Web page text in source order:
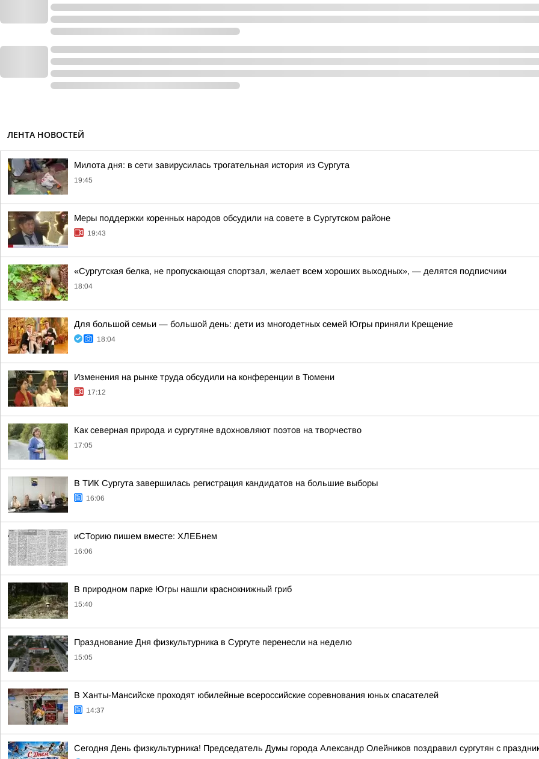
ЛЕНТА НОВОСТЕЙ
Милота дня: в сети завирусилась трогательная история из Сургута
19:45
Меры поддержки коренных народов обсудили на совете в Сургутском районе
19:43
«Сургутская белка, не пропускающая спортзал, желает всем хороших выходных», — делятся подписчики
18:04
Для большой семьи — большой день: дети из многодетных семей Югры приняли Крещение
18:04
Изменения на рынке труда обсудили на конференции в Тюмени
17:12
Как северная природа и сургутяне вдохновляют поэтов на творчество
17:05
В ТИК Сургута завершилась регистрация кандидатов на большие выборы
16:06
иСТорию пишем вместе: ХЛЕБнем
16:06
В природном парке Югры нашли краснокнижный гриб
15:40
Празднование Дня физкультурника в Сургуте перенесли на неделю
15:05
В Ханты-Мансийске проходят юбилейные всероссийские соревнования юных спасателей
14:37
Сегодня День физкультурника! Председатель Думы города Александр Олейников поздравил сургутян с